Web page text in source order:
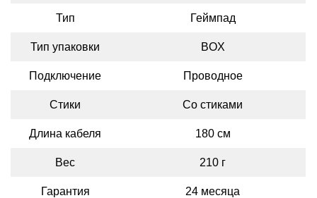
Тип Геймпад
Тип упаковки BOX
Подключение Проводное
Стики Со стиками
Длина кабеля 180 см
Вес 210 г
Гарантия 24 месяца